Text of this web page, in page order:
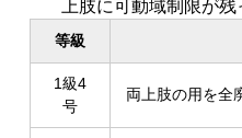
上肢に可動域制限が
等級
1級4
号
両上肢の用を全